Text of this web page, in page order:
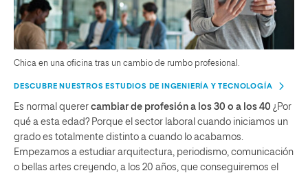
Chica en una oficina tras un cambio de rumbo profesional.
DESCUBRE NUESTROS ESTUDIOS DE INGENIERÍA Y TECNOLOGÍA
Es normal querer cambiar de profesión a los 30 o a los 40 ¿Por
qué a esta edad? Porque el sector laboral cuando iniciamos un
grado es totalmente distinto a cuando lo acabamos.
Empezamos a estudiar arquitectura, periodismo, comunicación
o bellas artes creyendo, a los 20 años, que conseguiremos el